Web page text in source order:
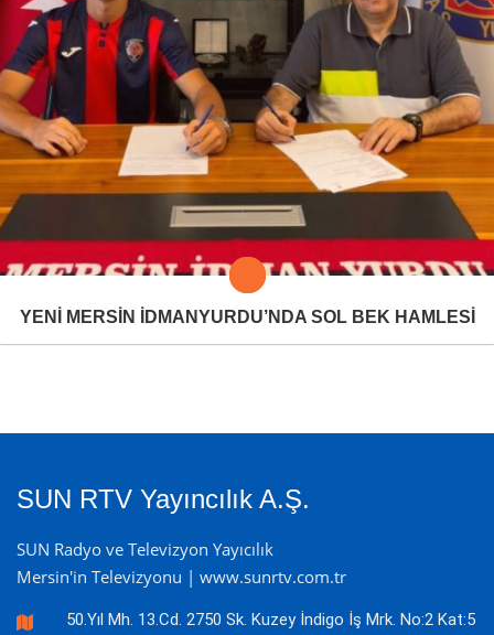
YENİ MERSİN İDMANYURDU’NDA SOL BEK HAMLESİ
SUN RTV Yayıncılık A.Ş.
SUN Radyo ve Televizyon Yayıcılık
Mersin'in Televizyonu | www.sunrtv.com.tr
50.Yıl Mh. 13.Cd. 2750 Sk. Kuzey İndigo İş Mrk. No:2 Kat:5